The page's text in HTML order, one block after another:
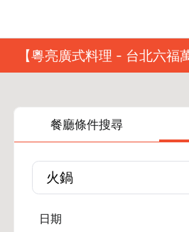
【粵亮廣式料理 - 台北六福
8 折起｜靓港
餐廳條件搜尋
日期